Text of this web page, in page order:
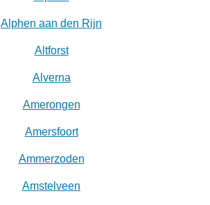
Alphen aan den Rijn
Altforst
Alverna
Amerongen
Amersfoort
Ammerzoden
Amstelveen